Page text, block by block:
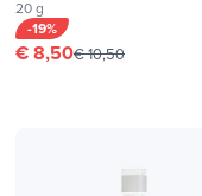
20 g
-19%
€ 8,50€ 10,50